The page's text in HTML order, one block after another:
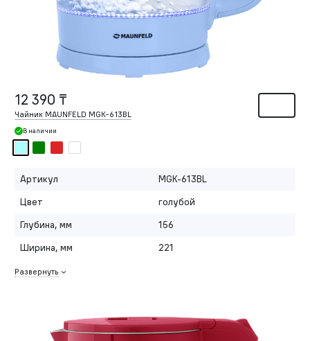
12 390 ₸
Чайник MAUNFELD MGK-613BL
В наличии
Артикул
MGK-613BL
Цвет
голубой
Глубина, мм
156
Ширина, мм
221
Развернуть